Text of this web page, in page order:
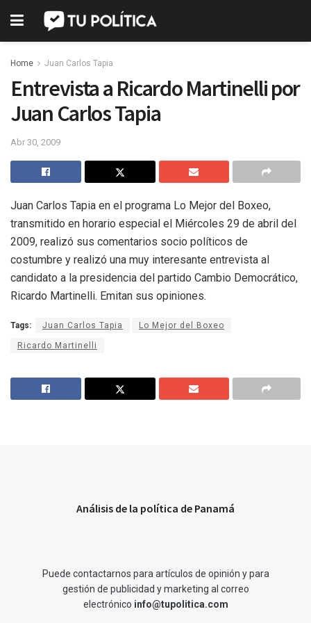
Home Juan Carlos Tapia
Entrevista a Ricardo Martinelli por
Juan Carlos Tapia
Abr 30, 2009
Juan Carlos Tapia en el programa Lo Mejor del Boxeo,
transmitido en horario especial el Miércoles 29 de abril del
2009, realizó sus comentarios socio políticos de
costumbre y realizó una muy interesante entrevista al
candidato a la presidencia del partido Cambio Democrático,
Ricardo Martinelli. Emitan sus opiniones.
Tags: Juan Carlos Tapia Lo Mejor del Boxeo
Ricardo Martinelli
Análisis de la política de Panamá
Puede contactarnos para artículos de opinión y para
gestión de publicidad y marketing al correo
electrónico info@tupolitica.com